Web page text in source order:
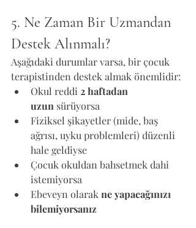
5. Ne Zaman Bir Uzmandan
Destek Alınmalı?
Aşağıdaki durumlar varsa, bir çocuk
terapistinden destek almak önemlidir:
Okul reddi 2 haftadan
uzun sürüyorsa
Fiziksel şikayetler (mide, baş
ağrısı, uyku problemleri) düzenli
hale geldiyse
Çocuk okuldan bahsetmek dahi
istemiyorsa
Ebeveyn olarak ne yapacağınızı
bilemiyorsanız